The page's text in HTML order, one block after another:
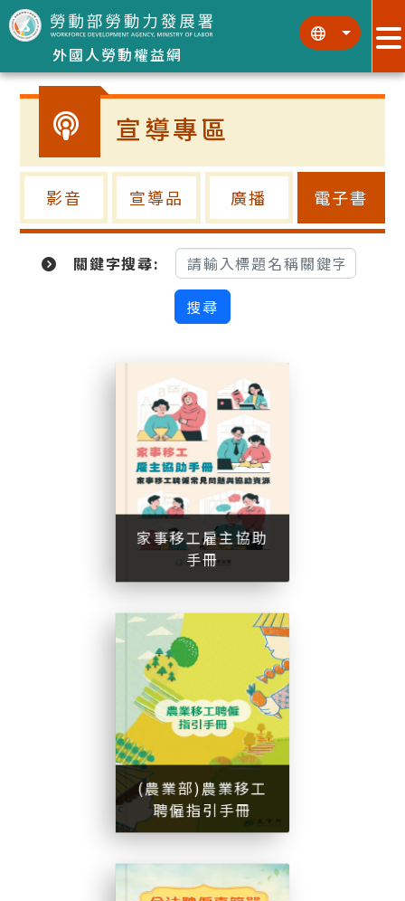
跳到主要內容區塊
外國人勞動權益網
::: :::
宣導專區
影音 宣導品 廣播 電子書
關鍵字搜尋:
家事移工雇主協助
手冊
家事移工雇主協助手冊
(農業部)農業移工
聘僱指引手冊
(農業部)農業移工聘僱指引手冊